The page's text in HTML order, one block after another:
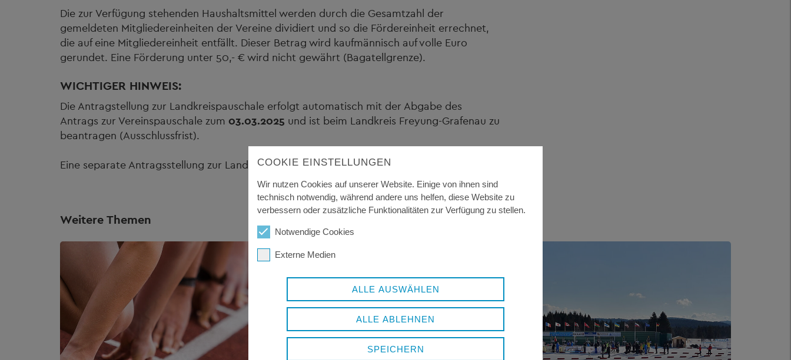
Die zur Verfügung stehenden Haushaltsmittel werden durch die Gesamtzahl der
gemeldeten Mitgliedereinheiten der Vereine dividiert und so die Fördereinheit errechnet,
die auf eine Mitgliedereinheit entfällt. Dieser Betrag wird kaufmännisch auf volle Euro
gerundet. Eine Förderung unter 50,- € wird nicht gewährt (Bagatellgrenze).
WICHTIGER HINWEIS:
Die Antragstellung zur Landkreispauschale erfolgt automatisch mit der Abgabe des
Antrags zur Vereinspauschale zum 03.03.2025 und ist beim Landkreis Freyung-Grafenau zu
beantragen (Ausschlussfrist).
Eine separate Antragsstellung zur Landkreis-Vereinspauschale ist somit nicht erforderlich.
Weitere Themen
COOKIE EINSTELLUNGEN
Wir nutzen Cookies auf unserer Website. Einige von ihnen sind
technisch notwendig, während andere uns helfen, diese Website zu
verbessern oder zusätzliche Funktionalitäten zur Verfügung zu stellen.
Notwendige Cookies
Externe Medien
ALLE AUSWÄHLEN
ALLE ABLEHNEN
SPEICHERN